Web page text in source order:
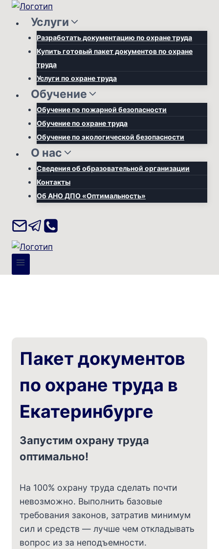
Перейти
содержимому
Услуги
Разработать документацию по охране труда
Купить готовый пакет документов по охране
труда
Услуги по охране труда
Обучение
Обучение по пожарной безопасности
Обучение по охране труда
Обучение по экологической безопасности
О нас
Сведения об образовательной организации
Контакты
Об АНО ДПО «Оптимальность»
Пакет документов
по охране труда в
Екатеринбурге
Запустим охрану труда
оптимально!
На 100% охрану труда сделать почти
невозможно. Выполнить базовые
требования законов, затратив минимум
сил и средств — лучше чем откладывать
вопрос из за неподъемности.